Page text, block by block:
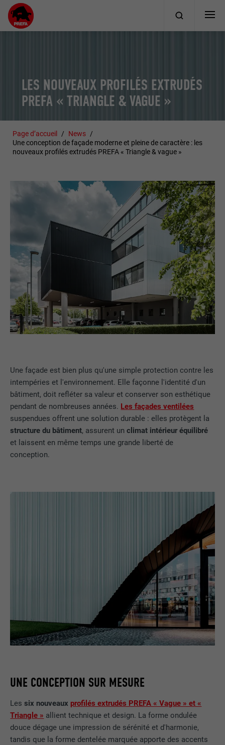
LES NOUVEAUX PROFILÉS EXTRUDÉS
PREFA « TRIANGLE & VAGUE »
Page d’accueil
News
Une conception de façade moderne et pleine de caractère : les
nouveaux profilés extrudés PREFA « Triangle & vague »
Une façade est bien plus qu'une simple protection contre les
intempéries et l'environnement. Elle façonne l'identité d'un
bâtiment, doit refléter sa valeur et conserver son esthétique
pendant de nombreuses années. Les façades ventilées
suspendues offrent une solution durable : elles protègent la
structure du bâtiment, assurent unclimat intérieur équilibré
et laissent en même temps une grande liberté de
conception.
UNE CONCEPTION SUR MESURE
Lessix nouveaux profilés extrudés PREFA « Vague » et «
Triangle » allient technique et design. La forme ondulée
douce dégage une impression de sérénité et d'harmonie,
tandis que la forme dentelée marquée apporte des accents